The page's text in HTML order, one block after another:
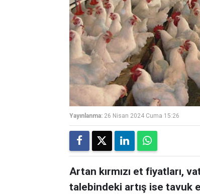
Yayınlanma: 26 Nisan 2024 Cuma 15:26
Artan kırmızı et fiyatları,
talebindeki artış ise tavuk